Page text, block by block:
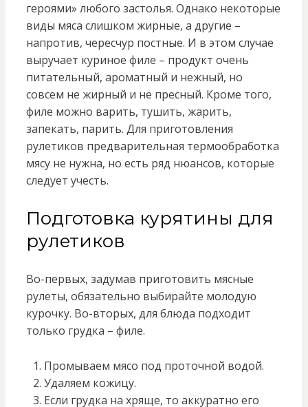
героями» любого застолья. Однако некоторые
виды мяса слишком жирные, а другие –
напротив, чересчур постные. И в этом случае
выручает куриное филе – продукт очень
питательный, ароматный и нежный, но
совсем не жирный и не пресный. Кроме того,
филе можно варить, тушить, жарить,
запекать, парить. Для приготовления
рулетиков предварительная термообработка
мясу не нужна, но есть ряд нюансов, которые
следует учесть.
Подготовка курятины для
рулетиков
Во-первых, задумав приготовить мясные
рулеты, обязательно выбирайте молодую
курочку. Во-вторых, для блюда подходит
только грудка – филе.
Промываем мясо под проточной водой.
Удаляем кожицу.
Если грудка на хряще, то аккуратно его